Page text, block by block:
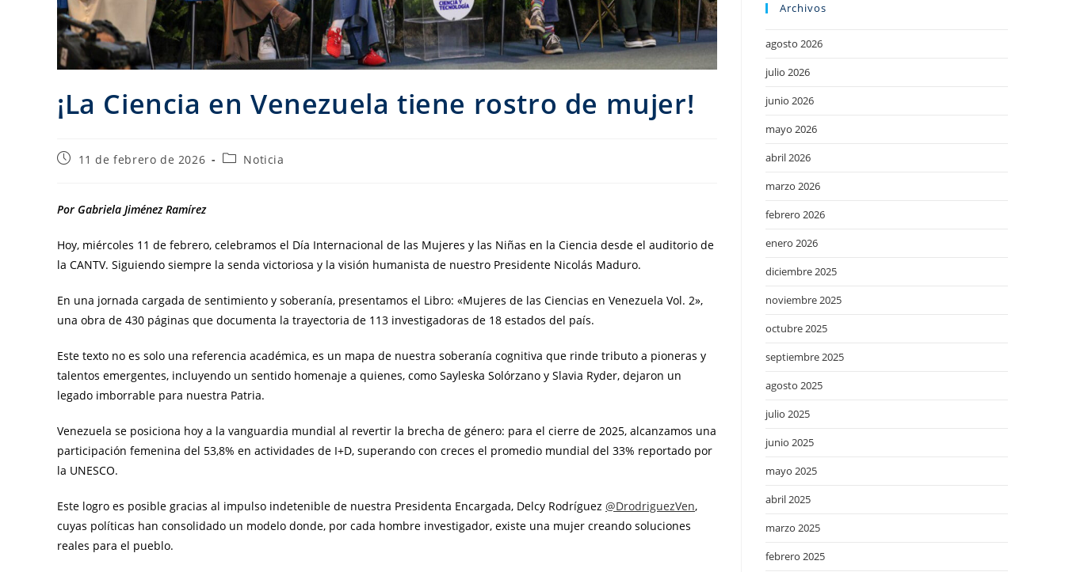
¡La Ciencia en Venezuela tiene rostro de mujer!
11 de febrero de 2026 Noticia
Por Gabriela Jiménez Ramírez
Hoy, miércoles 11 de febrero, celebramos el Día Internacional de las Mujeres y las Niñas en la Ciencia desde el auditorio de
la CANTV. Siguiendo siempre la senda victoriosa y la visión humanista de nuestro Presidente Nicolás Maduro.
En una jornada cargada de sentimiento y soberanía, presentamos el Libro: «Mujeres de las Ciencias en Venezuela Vol. 2»,
una obra de 430 páginas que documenta la trayectoria de 113 investigadoras de 18 estados del país.
Este texto no es solo una referencia académica, es un mapa de nuestra soberanía cognitiva que rinde tributo a pioneras y
talentos emergentes, incluyendo un sentido homenaje a quienes, como Sayleska Solórzano y Slavia Ryder, dejaron un
legado imborrable para nuestra Patria.
Venezuela se posiciona hoy a la vanguardia mundial al revertir la brecha de género: para el cierre de 2025, alcanzamos una
participación femenina del 53,8% en actividades de I+D, superando con creces el promedio mundial del 33% reportado por
la UNESCO.
Este logro es posible gracias al impulso indetenible de nuestra Presidenta Encargada, Delcy Rodríguez @DrodriguezVen,
cuyas políticas han consolidado un modelo donde, por cada hombre investigador, existe una mujer creando soluciones
reales para el pueblo.
Archivos
agosto 2026
julio 2026
junio 2026
mayo 2026
abril 2026
marzo 2026
febrero 2026
enero 2026
diciembre 2025
noviembre 2025
octubre 2025
septiembre 2025
agosto 2025
julio 2025
junio 2025
mayo 2025
abril 2025
marzo 2025
febrero 2025